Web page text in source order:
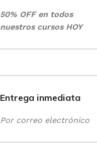
50% OFF en todos
nuestros cursos HOY
Entrega inmediata
Por correo electrónico